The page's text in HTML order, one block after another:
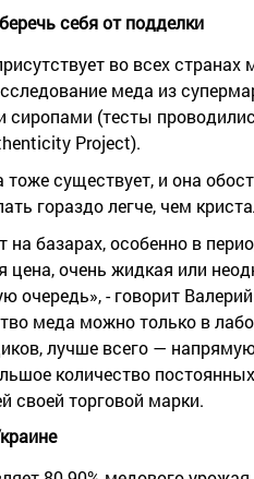
себя от подделки
во всех
меда из
(тесты
Project).
существует, и она
гораздо легче, чем
базарах, особенно в
очень жидкая или
очередь», - говорит
меда можно только в
лучше всего —
количество
своей торговой марки.